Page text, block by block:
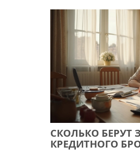
СКОЛЬКО БЕРУТ
КРЕДИТНОГО